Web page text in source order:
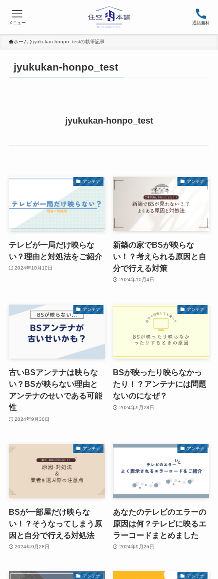
通話無料
メニュー
ホーム jyukukan-honpo_testの執筆記事
jyukukan-honpo_test
jyukukan-honpo_test
アンテナ
テレビが一局だけ映らな
い？理由と対処法をご紹介
2024年10月10日
アンテナ
新築の家でBSが映らな
い！？考えられる原因と自
分で行える対策
2024年10月4日
アンテナ
古いBSアンテナは映らな
い？BSが映らない理由と
アンテナのせいである可能
性
2024年9月30日
アンテナ
BSが映ったり映らなかっ
たり！？アンテナには問題
ないのになぜ？
2024年9月28日
アンテナ
BSが一部屋だけ映らな
い！？そうなってしまう原
因と自分で行える対処法
2024年9月28日
アンテナ
あなたのテレビのエラーの
原因は何？テレビに映るエ
ラーコードまとめました
2024年9月26日
アンテナ アンテナ